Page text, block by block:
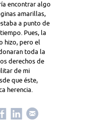
encontrar algo
amarillas,
a punto de
Pues, la
hizo, pero el
toda la
derechos de
de mi
que éste,
herencia.